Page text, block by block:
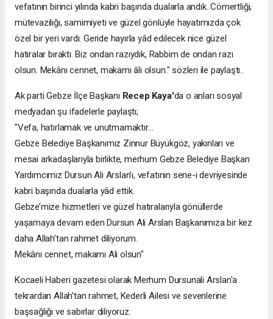
vefatının birinci yılında kabri başında dualarla andık. Cömertliği,
mütevazılığı, samimiyeti ve güzel gönlüyle hayatımızda çok
özel bir yeri vardı. Geride hayırla yâd edilecek nice güzel
hatıralar bıraktı. Biz ondan razıydık, Rabbim de ondan razı
olsun. Mekânı cennet, makamı âli olsun." sözleri ile paylaştı..
Ak parti Gebze İlçe Başkanı Recep Kaya'da o anları sosyal
medyadan şu ifadelerle paylaştı;
"Vefa, hatırlamak ve unutmamaktır…
Gebze Belediye Başkanımız Zinnur Büyükgöz, yakınları ve
mesai arkadaşlarıyla birlikte, merhum Gebze Belediye Başkan
Yardımcımız Dursun Ali Arslan’ı, vefatının sene-i devriyesinde
kabri başında dualarla yâd ettik.
Gebze’mize hizmetleri ve güzel hatıralarıyla gönüllerde
yaşamaya devam eden Dursun Ali Arslan Başkanımıza bir kez
daha Allah’tan rahmet diliyorum.
Mekânı cennet, makamı Ali olsun"
Kocaeli Haberi gazetesi olarak Merhum Dursunali Arslan'a
tekrardan Allah’tan rahmet, Kederli Ailesi ve sevenlerine
başsağlığı ve sabırlar diliyoruz.